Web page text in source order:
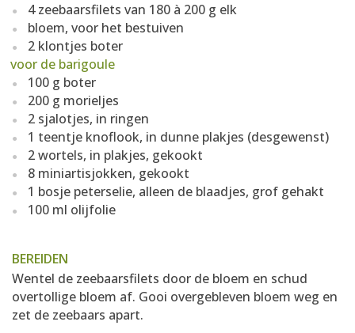
4 zeebaarsfilets van 180 à 200 g elk
bloem, voor het bestuiven
2 klontjes boter
voor de barigoule
100 g boter
200 g morieljes
2 sjalotjes, in ringen
1 teentje knoflook, in dunne plakjes (desgewenst)
2 wortels, in plakjes, gekookt
8 miniartisjokken, gekookt
1 bosje peterselie, alleen de blaadjes, grof gehakt
100 ml olijfolie
BEREIDEN
Wentel de zeebaarsfilets door de bloem en schud
overtollige bloem af. Gooi overgebleven bloem weg en
zet de zeebaars apart.